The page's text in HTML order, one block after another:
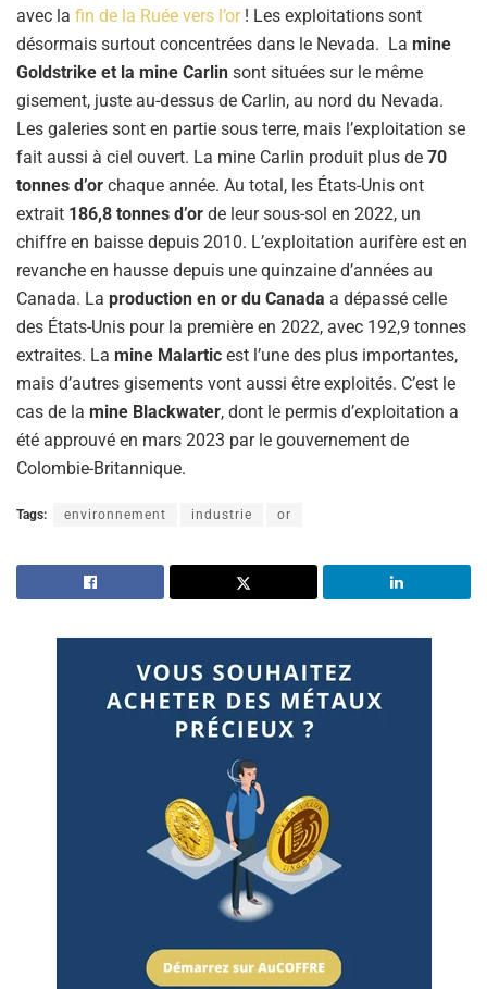
avec la fin de la Ruée vers l’or ! Les exploitations sont
désormais surtout concentrées dans le Nevada. La mine
Goldstrike et la mine Carlin sont situées sur le même
gisement, juste au-dessus de Carlin, au nord du Nevada.
Les galeries sont en partie sous terre, mais l’exploitation se
fait aussi à ciel ouvert. La mine Carlin produit plus de 70
tonnes d’or chaque année. Au total, les États-Unis ont
extrait 186,8 tonnes d’or de leur sous-sol en 2022, un
chiffre en baisse depuis 2010. L’exploitation aurifère est en
revanche en hausse depuis une quinzaine d’années au
Canada. La production en or du Canada a dépassé celle
des États-Unis pour la première en 2022, avec 192,9 tonnes
extraites. La mine Malartic est l’une des plus importantes,
mais d’autres gisements vont aussi être exploités. C’est le
cas de la mine Blackwater, dont le permis d’exploitation a
été approuvé en mars 2023 par le gouvernement de
Colombie-Britannique.
Tags: environnement industrie or